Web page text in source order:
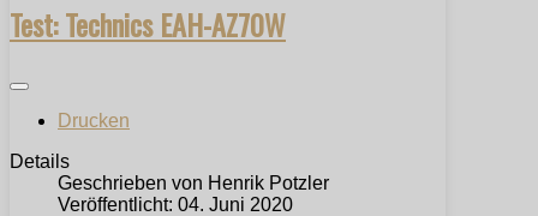
Test: Technics EAH-AZ70W
Drucken
Details
Geschrieben von Henrik Potzler
Veröffentlicht: 04. Juni 2020